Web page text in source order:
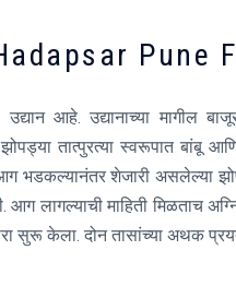
Pune
उद्यान आहे. उद्यानाच्या मागील
तात्पुरत्या स्वरूपात बांबू
भडकल्यानंतर शेजारी असलेल्या
आग लागल्याची माहिती
सुरू केला. दोन तासांच्या अथक